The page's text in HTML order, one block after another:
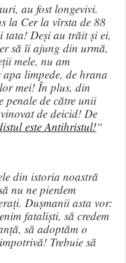
au fost longevivi.
la Cer la vîrsta de 88
tata! Deși au trăit și ei,
să îi ajung din urmă,
mele, nu am
limpede, de hrana
mei! În plus, din
penale de către unii
de deicid! De
este Antihristul!“
din istoria noastră
nu ne pierdem
Dușmanii asta vor:
fataliști, să credem
să adoptăm o
Trebuie să